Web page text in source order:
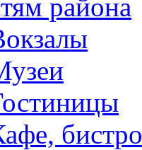
района
бистро